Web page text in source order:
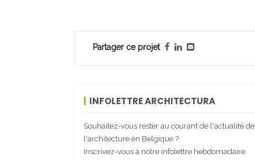
Partager ce projet
INFOLETTRE ARCHITECTURA
Souhaitez-vous rester au courant de l'actualité de
l'architecture en Belgique ?
Inscrivez-vous à notre infolettre hebdomadaire.